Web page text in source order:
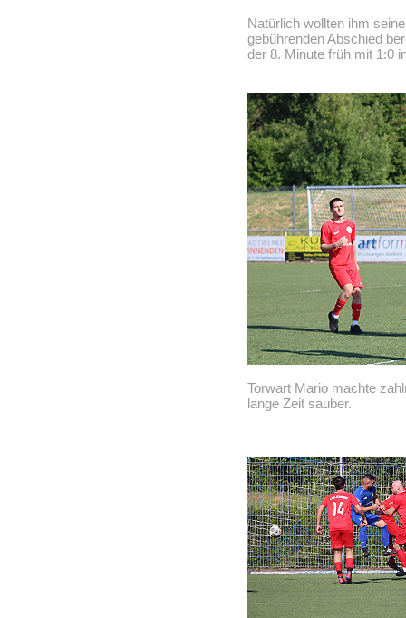
Natürlich wollten ihm
gebührenden Abschied
der 8. Minute früh mit 1:0
Torwart Mario machte
lange Zeit sauber.